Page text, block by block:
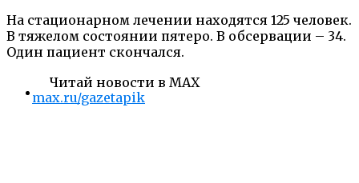
На стационарном лечении находятся 125 человек.
В тяжелом состоянии пятеро. В обсервации – 34.
Один пациент скончался.
Читай новости в MAX
max.ru/gazetapik